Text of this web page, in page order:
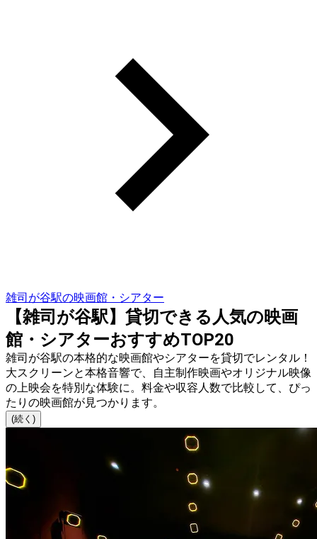
雑司が谷駅の映画館・シアター
【雑司が谷駅】貸切できる人気の映画
館・シアターおすすめTOP20
雑司が谷駅の本格的な映画館やシアターを貸切でレンタル！
大スクリーンと本格音響で、自主制作映画やオリジナル映像
の上映会を特別な体験に。料金や収容人数で比較して、ぴっ
たりの映画館が見つかります。
(続く)